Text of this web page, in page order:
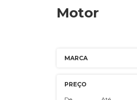
Motor
MARCA
PREÇO